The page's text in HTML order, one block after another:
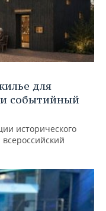
для
событийный
исторического